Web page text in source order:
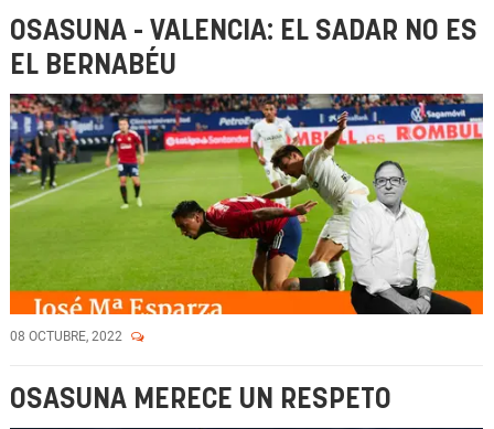
OSASUNA - VALENCIA: EL SADAR NO ES
EL BERNABÉU
08 OCTUBRE, 2022
OSASUNA MERECE UN RESPETO